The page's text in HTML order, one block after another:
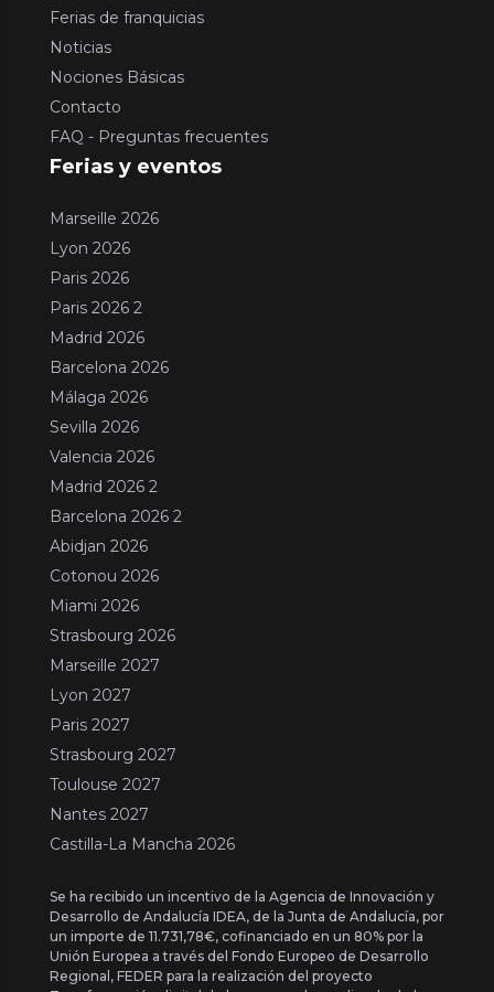
Ferias de franquicias
Noticias
Nociones Básicas
Contacto
FAQ - Preguntas frecuentes
Ferias y eventos
Marseille 2026
Lyon 2026
Paris 2026
Paris 2026 2
Madrid 2026
Barcelona 2026
Málaga 2026
Sevilla 2026
Valencia 2026
Madrid 2026 2
Barcelona 2026 2
Abidjan 2026
Cotonou 2026
Miami 2026
Strasbourg 2026
Marseille 2027
Lyon 2027
Paris 2027
Strasbourg 2027
Toulouse 2027
Nantes 2027
Castilla-La Mancha 2026
Se ha recibido un incentivo de la Agencia de Innovación y
Desarrollo de Andalucía IDEA, de la Junta de Andalucía, por
un importe de 11.731,78€, cofinanciado en un 80% por la
Unión Europea a través del Fondo Europeo de Desarrollo
Regional, FEDER para la realización del proyecto